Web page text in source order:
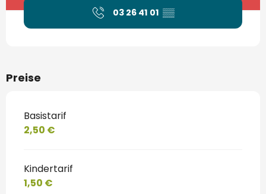
03 26 41 01 ▒▒
Preise
Basistarif
2,50 €
Kindertarif
1,50 €